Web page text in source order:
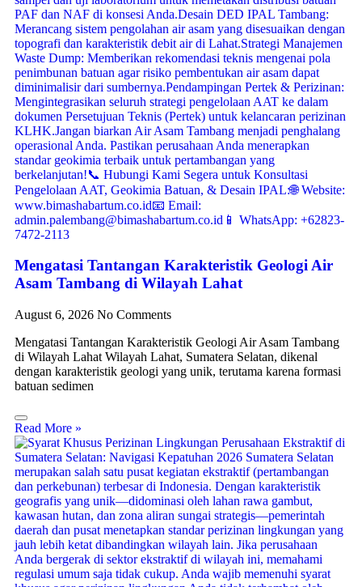
Mengatasi Tantangan Karakteristik Geologi Air
Asam Tambang di Wilayah Lahat
August 6, 2026 No Comments
Mengatasi Tantangan Karakteristik Geologi Air Asam Tambang
di Wilayah Lahat Wilayah Lahat, Sumatera Selatan, dikenal
dengan karakteristik geologi yang unik, terutama karena formasi
batuan sedimen
Read More »